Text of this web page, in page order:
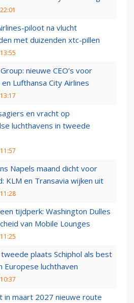
piloot na vlucht
met duizenden xtc-pillen
nieuwe CEO’s voor
Lufthansa City Airlines
en vracht op
luchthavens in tweede
Napels maand dicht voor
KLM en Transavia wijken uit
tijdperk: Washington Dulles
van Mobile Lounges
plaats Schiphol als best
Europese luchthaven
in maart 2027 nieuwe route